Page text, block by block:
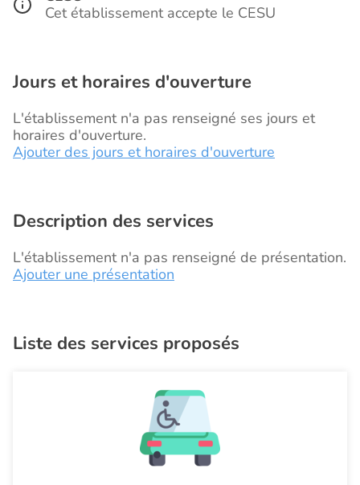
Cet établissement accepte le CESU
Jours et horaires d'ouverture
L'établissement n'a pas renseigné ses jours et
horaires d'ouverture.
Ajouter des jours et horaires d'ouverture
Description des services
L'établissement n'a pas renseigné de présentation.
Ajouter une présentation
Liste des services proposés